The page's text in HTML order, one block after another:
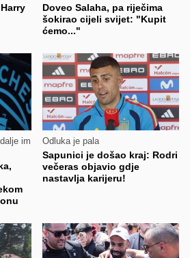
Doveo Salaha, pa riječima
šokirao cijeli svijet: "Kupit
ćemo..."
im
Odluka je pala
Sapunici je došao kraj: Rodri
večeras objavio gdje
nastavlja karijeru!